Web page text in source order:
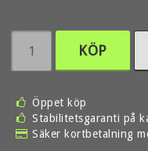
KÖP
Öppet köp
Stabilitetsgaranti på
Säker kortbetalning